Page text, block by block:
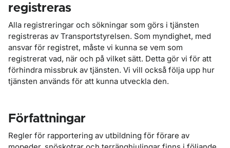
registreras
Alla registreringar och sökningar som görs i tjänsten
registreras av Transportstyrelsen. Som myndighet, med
ansvar för registret, måste vi kunna se vem som
registrerat vad, när och på vilket sätt. Detta gör vi för att
förhindra missbruk av tjänsten. Vi vill också följa upp hur
tjänsten används för att kunna utveckla den.
Författningar
Regler för rapportering av utbildning för förare av